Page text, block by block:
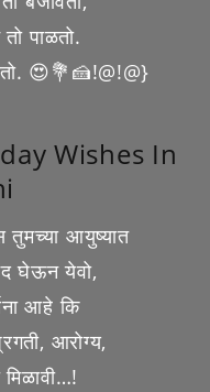
पाळतो.
😍💐🍰!@!@}
Wishes In
तुमच्या आयुष्यात
घेऊन येवो,
आहे कि
आरोग्य,